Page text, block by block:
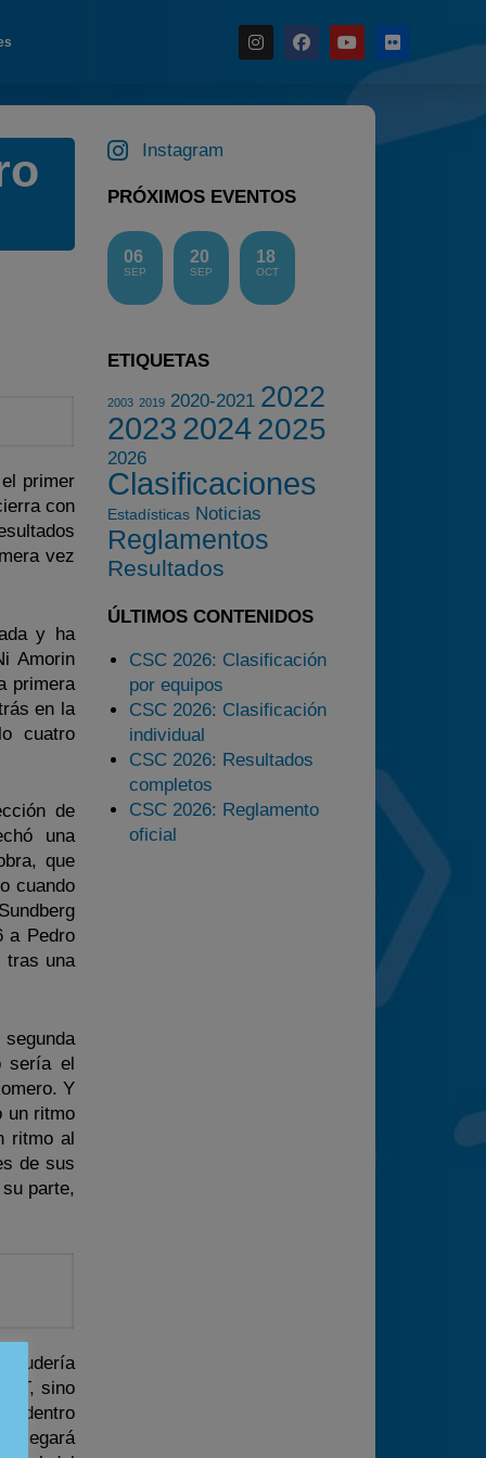
primer
con
vez
y ha
Amorin
primera
en la
cuatro
de
una
que
cuando
a Pedro
tras una
sería el
Y
un ritmo
ritmo al
de sus
parte,
GT, sino
dentro
llegará
Instagram
PRÓXIMOS EVENTOS
06
SEP
20
SEP
18
OCT
ETIQUETAS
2003 2019 2020-2021 2022
2023 20242025
2026
Clasificaciones
Estadísticas Noticias
Reglamentos
Resultados
ÚLTIMOS CONTENIDOS
CSC 2026: Clasificación
por equipos
CSC 2026: Clasificación
individual
CSC 2026: Resultados
completos
CSC 2026: Reglamento
oficial